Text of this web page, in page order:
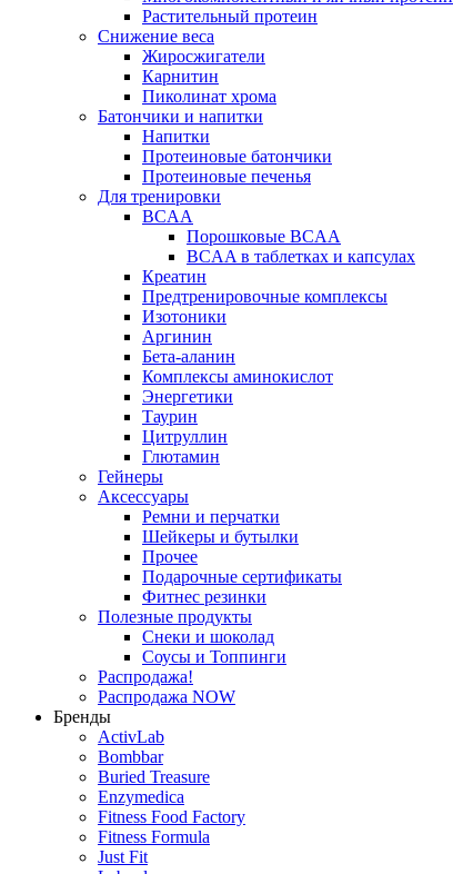
Растительный протеин
Снижение веса
Жиросжигатели
Карнитин
Пиколинат хрома
Батончики и напитки
Напитки
Протеиновые батончики
Протеиновые печенья
Для тренировки
BCAA
Порошковые BCAA
BCAA в таблетках и капсулах
Креатин
Предтренировочные комплексы
Изотоники
Аргинин
Бета-аланин
Комплексы аминокислот
Энергетики
Таурин
Цитруллин
Глютамин
Гейнеры
Аксессуары
Ремни и перчатки
Шейкеры и бутылки
Прочее
Подарочные сертификаты
Фитнес резинки
Полезные продукты
Снеки и шоколад
Соусы и Топпинги
Распродажа!
Распродажа NOW
Бренды
ActivLab
Bombbar
Buried Treasure
Enzymedica
Fitness Food Factory
Fitness Formula
Just Fit